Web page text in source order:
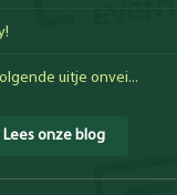
uitje onvei...
Lees onze blog